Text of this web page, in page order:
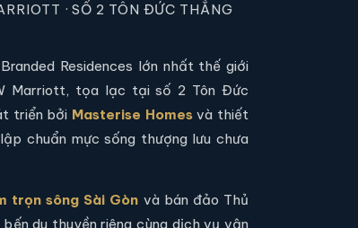
· SỐ 2 TÔN ĐỨC THẮNG
Residences lớn nhất thế giới
Marriott, tọa lạc tại số 2 Tôn Đức
triển bởi Masterise Homesvà thiết
chuẩn mực sống thượng lưu chưa
trọn sông Sài Gòn và bán đảo Thủ
du thuyền riêng cùng dịch vụ vận